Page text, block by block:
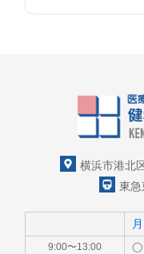
横浜市港北
東急
月
9:00〜13:00 ◯